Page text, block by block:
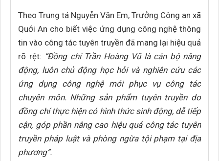
Theo Trung tá Nguyễn Văn Em, Trưởng Công an xã
Quới An cho biết việc ứng dụng công nghệ thông
tin vào công tác tuyên truyền đã mang lại hiệu quả
rõ rệt: “Đồng chí Trần Hoàng Vũ là cán bộ năng
động, luôn chủ động học hỏi và nghiên cứu các
ứng dụng công nghệ mới phục vụ công tác
chuyên môn. Những sản phẩm tuyên truyền do
đồng chí thực hiện có hình thức sinh động, dễ tiếp
cận, góp phần nâng cao hiệu quả công tác tuyên
truyền pháp luật và phòng ngừa tội phạm tại địa
phương”.